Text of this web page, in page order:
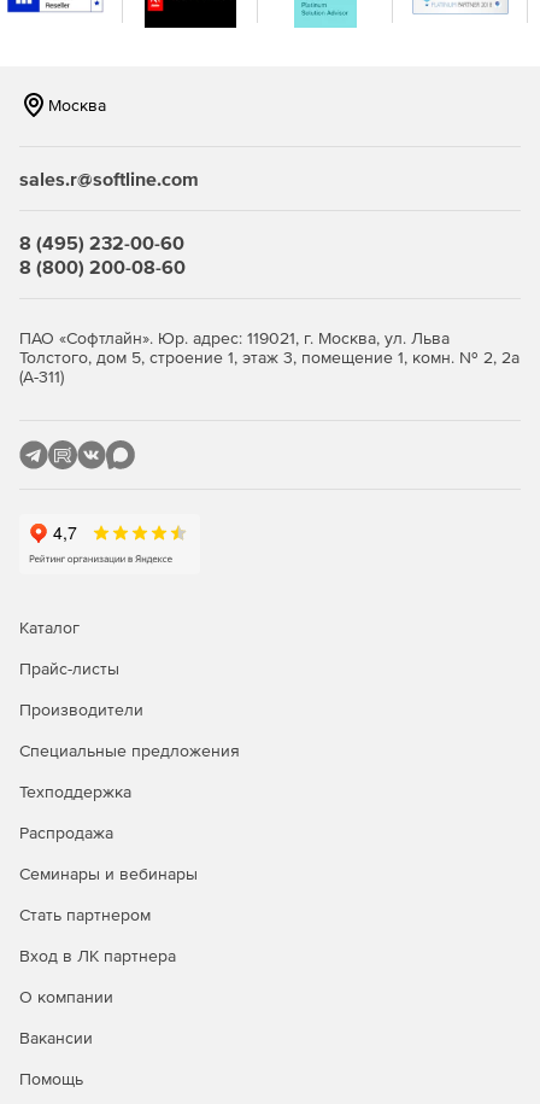
Москва
sales.r@softline.com
8 (495) 232-00-60
8 (800) 200-08-60
ПАО «Софтлайн». Юр. адрес: 119021, г. Москва, ул. Льва
Толстого, дом 5, строение 1, этаж 3, помещение 1, комн. № 2, 2а
(А-311)
Каталог
Прайс-листы
Производители
Специальные предложения
Техподдержка
Распродажа
Семинары и вебинары
Стать партнером
Вход в ЛК партнера
О компании
Вакансии
Помощь